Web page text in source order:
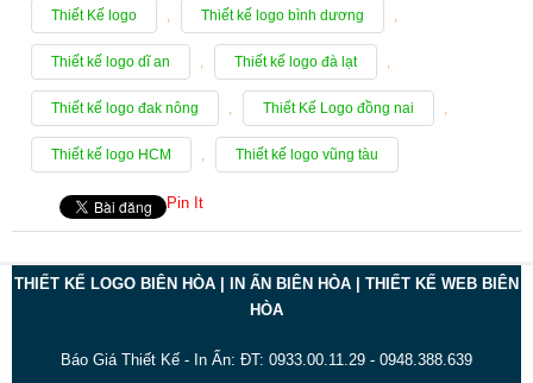
Thiết Kế logo , Thiết kế logo bình dương ,
Thiết kế logo dĩ an , Thiết kế logo đà lạt ,
Thiết kế logo đak nông , Thiết Kế Logo đồng nai ,
Thiết kế logo HCM , Thiết kế logo vũng tàu
Pin It
THIẾT KẾ LOGO BIÊN HÒA | IN ẤN BIÊN HÒA | THIẾT KẾ WEB BIÊN
HÒA
Báo Giá Thiết Kế - In Ấn: ĐT: 0933.00.11.29 - 0948.388.639